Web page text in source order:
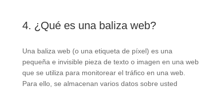
4. ¿Qué es una baliza web?
Una baliza web (o una etiqueta de píxel) es una
pequeña e invisible pieza de texto o imagen en una web
que se utiliza para monitorear el tráfico en una web.
Para ello, se almacenan varios datos sobre usted